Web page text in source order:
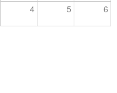
4 5 6